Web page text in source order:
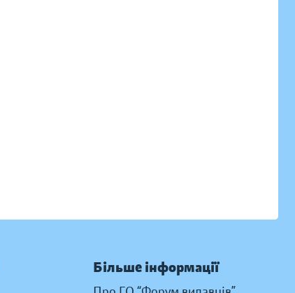
Більше інформації